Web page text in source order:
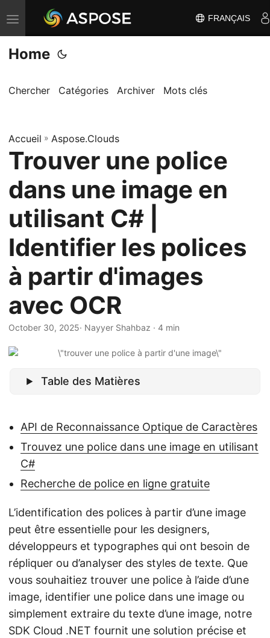
B
a
s
u
r
l
a
n
v
i
g
a
i
o
FRANÇAIS
Home
Chercher Catégories Archiver Mots clés
Accueil » Aspose.Clouds
Trouver une police
dans une image en
utilisant C# |
Identifier les polices
à partir d'images
avec OCR
October 30, 2025· Nayyer Shahbaz · 4 min
Table des Matières
API de Reconnaissance Optique de Caractères
Trouvez une police dans une image en utilisant
C#
Recherche de police en ligne gratuite
L’identification des polices à partir d’une image
peut être essentielle pour les designers,
développeurs et typographes qui ont besoin de
répliquer ou d’analyser des styles de texte. Que
vous souhaitiez trouver une police à l’aide d’une
image, identifier une police dans une image ou
simplement extraire du texte d’une image, notre
SDK Cloud .NET fournit une solution précise et